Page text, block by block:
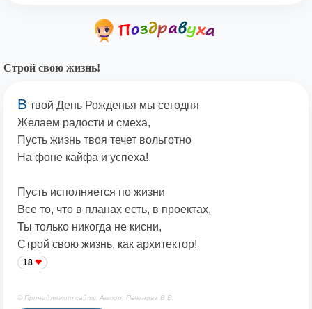
Строй свою жизнь!
В твой День Рожденья мы сегодня
Желаем радости и смеха,
Пусть жизнь твоя течет вольготно
На фоне кайфа и успеха!
Пусть исполняется по жизни
Все то, что в планах есть, в проектах,
Ты только никогда не кисни,
Строй свою жизнь, как архитектор!
18
© Принадлежит сайту. Автор: Печенова В.В.